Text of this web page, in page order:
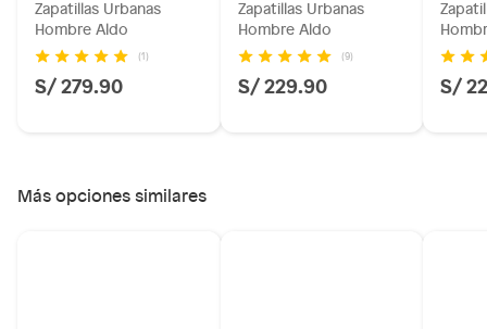
Zapatillas Urbanas
Hombre Aldo
(1)
S/ 279.90
Zapatillas Urbanas
Hombre Aldo
(9)
S/ 229.90 S/
Más opciones similares